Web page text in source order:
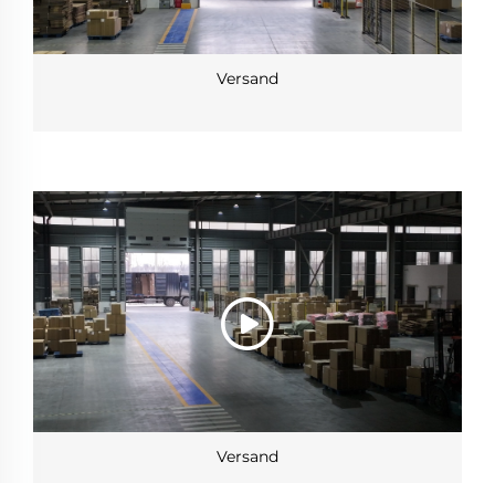
Versand
Versand